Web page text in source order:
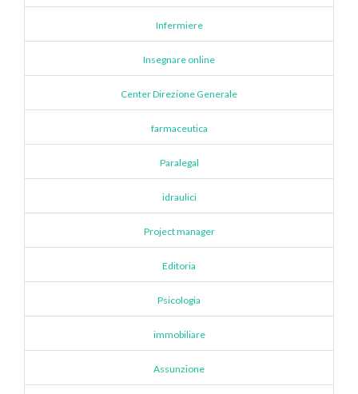
Infermiere
Insegnare online
Center Direzione Generale
farmaceutica
Paralegal
idraulici
Project manager
Editoria
Psicologia
immobiliare
Assunzione